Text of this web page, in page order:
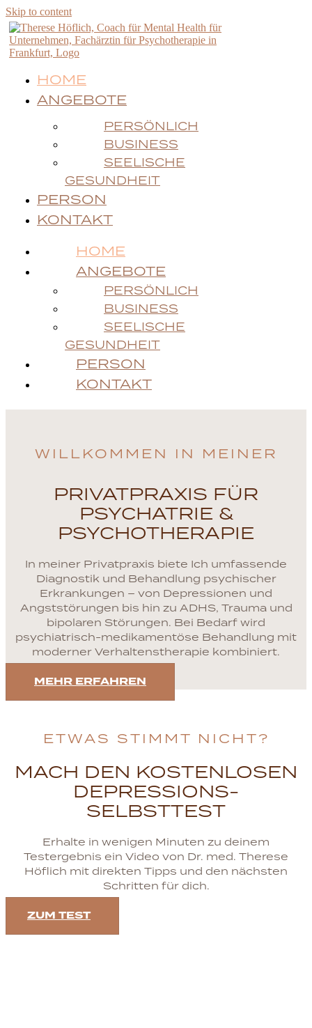
Skip to content
HOME
ANGEBOTE
PERSÖNLICH
BUSINESS
SEELISCHE
GESUNDHEIT
PERSON
KONTAKT
HOME
ANGEBOTE
PERSÖNLICH
BUSINESS
SEELISCHE
GESUNDHEIT
PERSON
KONTAKT
WILLKOMMEN IN MEINER
PRIVATPRAXIS FÜR
PSYCHATRIE &
PSYCHOTHERAPIE
In meiner Privatpraxis biete Ich umfassende
Diagnostik und Behandlung psychischer
Erkrankungen – von Depressionen und
Angststörungen bis hin zu ADHS, Trauma und
bipolaren Störungen. Bei Bedarf wird
psychiatrisch-medikamentöse Behandlung mit
moderner Verhaltenstherapie kombiniert.
MEHR ERFAHREN
ETWAS STIMMT NICHT?
MACH DEN KOSTENLOSEN
DEPRESSIONS-
SELBSTTEST
Erhalte in wenigen Minuten zu deinem
Testergebnis ein Video von Dr. med. Therese
Höflich mit direkten Tipps und den nächsten
Schritten für dich.
ZUM TEST